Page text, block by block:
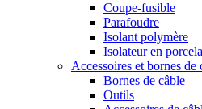
Coupe-fusible
Parafoudre
Isolant polymère
Isolateur en
Accessoires et bornes de
Bornes de câble
Outils